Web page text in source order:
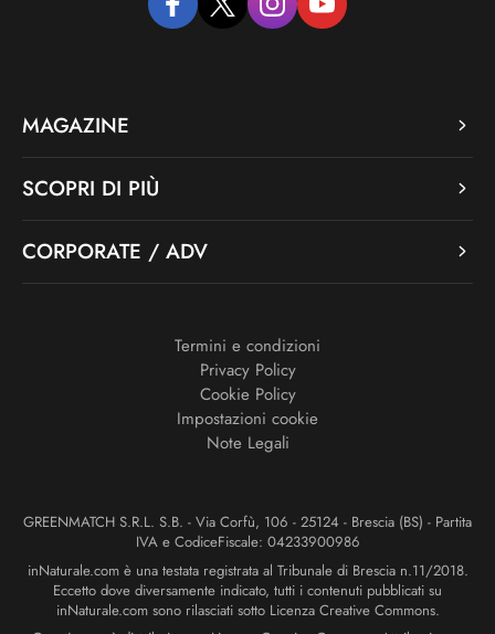
facebooktwitter instagramyoutube
MAGAZINE
SCOPRI DI PIÙ
CORPORATE / ADV
Termini e condizioni
Privacy Policy
Cookie Policy
Impostazioni cookie
Note Legali
GREENMATCH S.R.L. S.B. - Via Corfù, 106 - 25124 - Brescia (BS) - Partita
IVA e CodiceFiscale: 04233900986
inNaturale.com è una testata registrata al Tribunale di Brescia n.11/2018.
Eccetto dove diversamente indicato, tutti i contenuti pubblicati su
inNaturale.com sono rilasciati sotto Licenza Creative Commons.